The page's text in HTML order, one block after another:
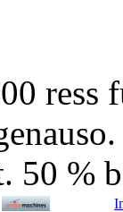
ress
50 %